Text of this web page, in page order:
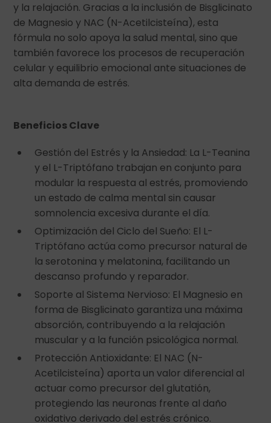
y la relajación. Gracias a la inclusión de Bisglicinato
de Magnesio y NAC (N-Acetilcisteína), esta
fórmula no solo apoya la salud mental, sino que
también favorece los procesos de recuperación
celular y equilibrio emocional ante situaciones de
alta demanda de estrés.
Beneficios Clave
Gestión del Estrés y la Ansiedad: La L-Teanina
y el L-Triptófano trabajan en conjunto para
modular la respuesta al estrés, promoviendo
un estado de calma mental sin causar
somnolencia excesiva durante el día.
Optimización del Ciclo del Sueño: El L-
Triptófano actúa como precursor natural de
la serotonina y melatonina, facilitando un
descanso profundo y reparador.
Soporte al Sistema Nervioso: El Magnesio en
forma de Bisglicinato garantiza una máxima
absorción, contribuyendo a la relajación
muscular y a la función psicológica normal.
Protección Antioxidante: El NAC (N-
Acetilcisteína) aporta un valor diferencial al
actuar como precursor del glutatión,
protegiendo las neuronas frente al daño
oxidativo derivado del estrés crónico.